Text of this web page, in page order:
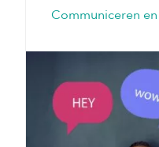
Communiceren